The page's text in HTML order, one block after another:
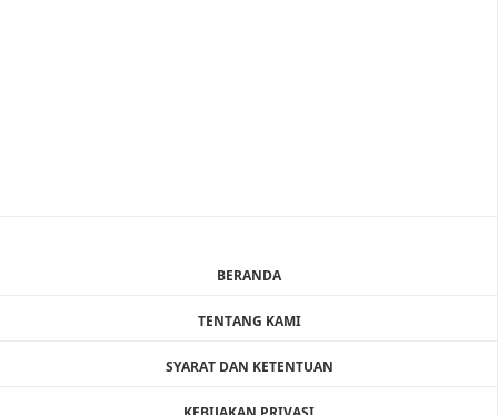
BERANDA
TENTANG KAMI
SYARAT DAN KETENTUAN